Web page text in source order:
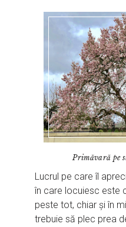
Primăvară pe
Lucrul pe care îl
în care locuiesc este
peste tot, chiar și în
trebuie să plec prea